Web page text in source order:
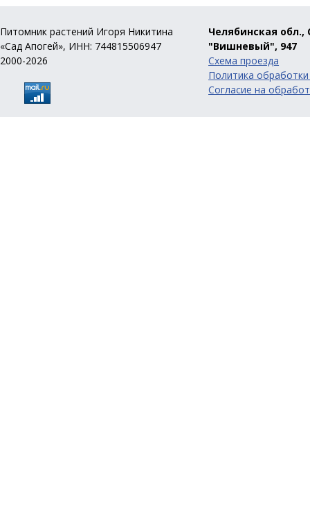
Питомник растений Игоря Никитина
«Сад Апогей», ИНН: 744815506947
2000-2026
Челябинская обл.,
"Вишневый", 947
Схема проезда
Политика
Согласие на